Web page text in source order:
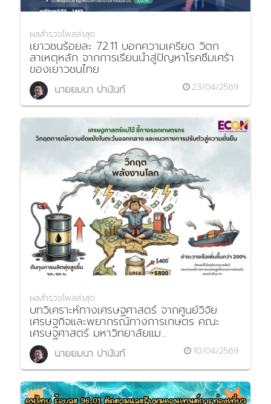
ผลสำรวจโพลล่าสุด
เยาวชนร้อยละ 72.11 บอกความเครียด วิตก
สาเหตุหลัก จากการเรียนนำสู่ปัญหาโรคซึมเศร้า
ของเยาวชนไทย
นายยมนา ปานันท์ 23/04/2569
ผลสำรวจโพลล่าสุด
บทวิเคราะห์ทางเศรษฐศาสตร์ จากศูนย์วิจัย
เศรษฐกิจและพยากรณ์ทางการเกษตร คณะ
เศรษฐศาสตร์ มหาวิทยาลัยแม...
นายยมนา ปานันท์ 10/04/2569